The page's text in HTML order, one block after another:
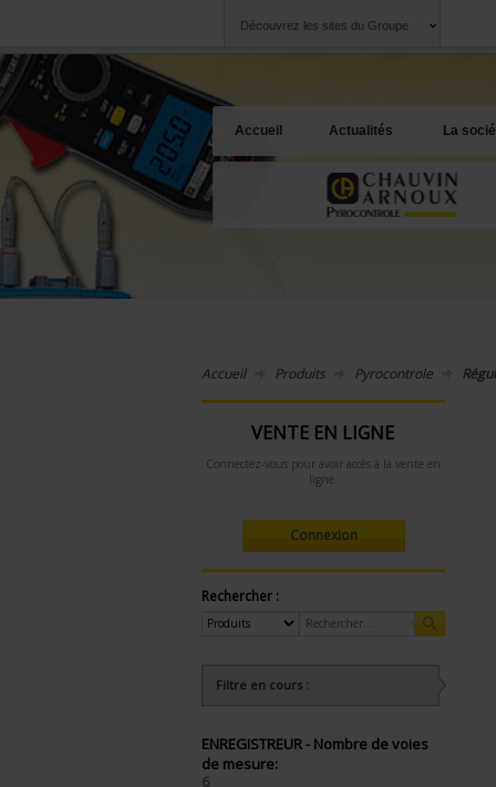
Découvrez les sites du Groupe
Accueil Actualités La
Accueil Produits Pyrocontrole
VENTE EN LIGNE
Connectez-vous pour avoir accès à la vente en
ligne.
Connexion
Rechercher :
Filtre en cours :
ENREGISTREUR - Nombre de voies
de mesure:
6